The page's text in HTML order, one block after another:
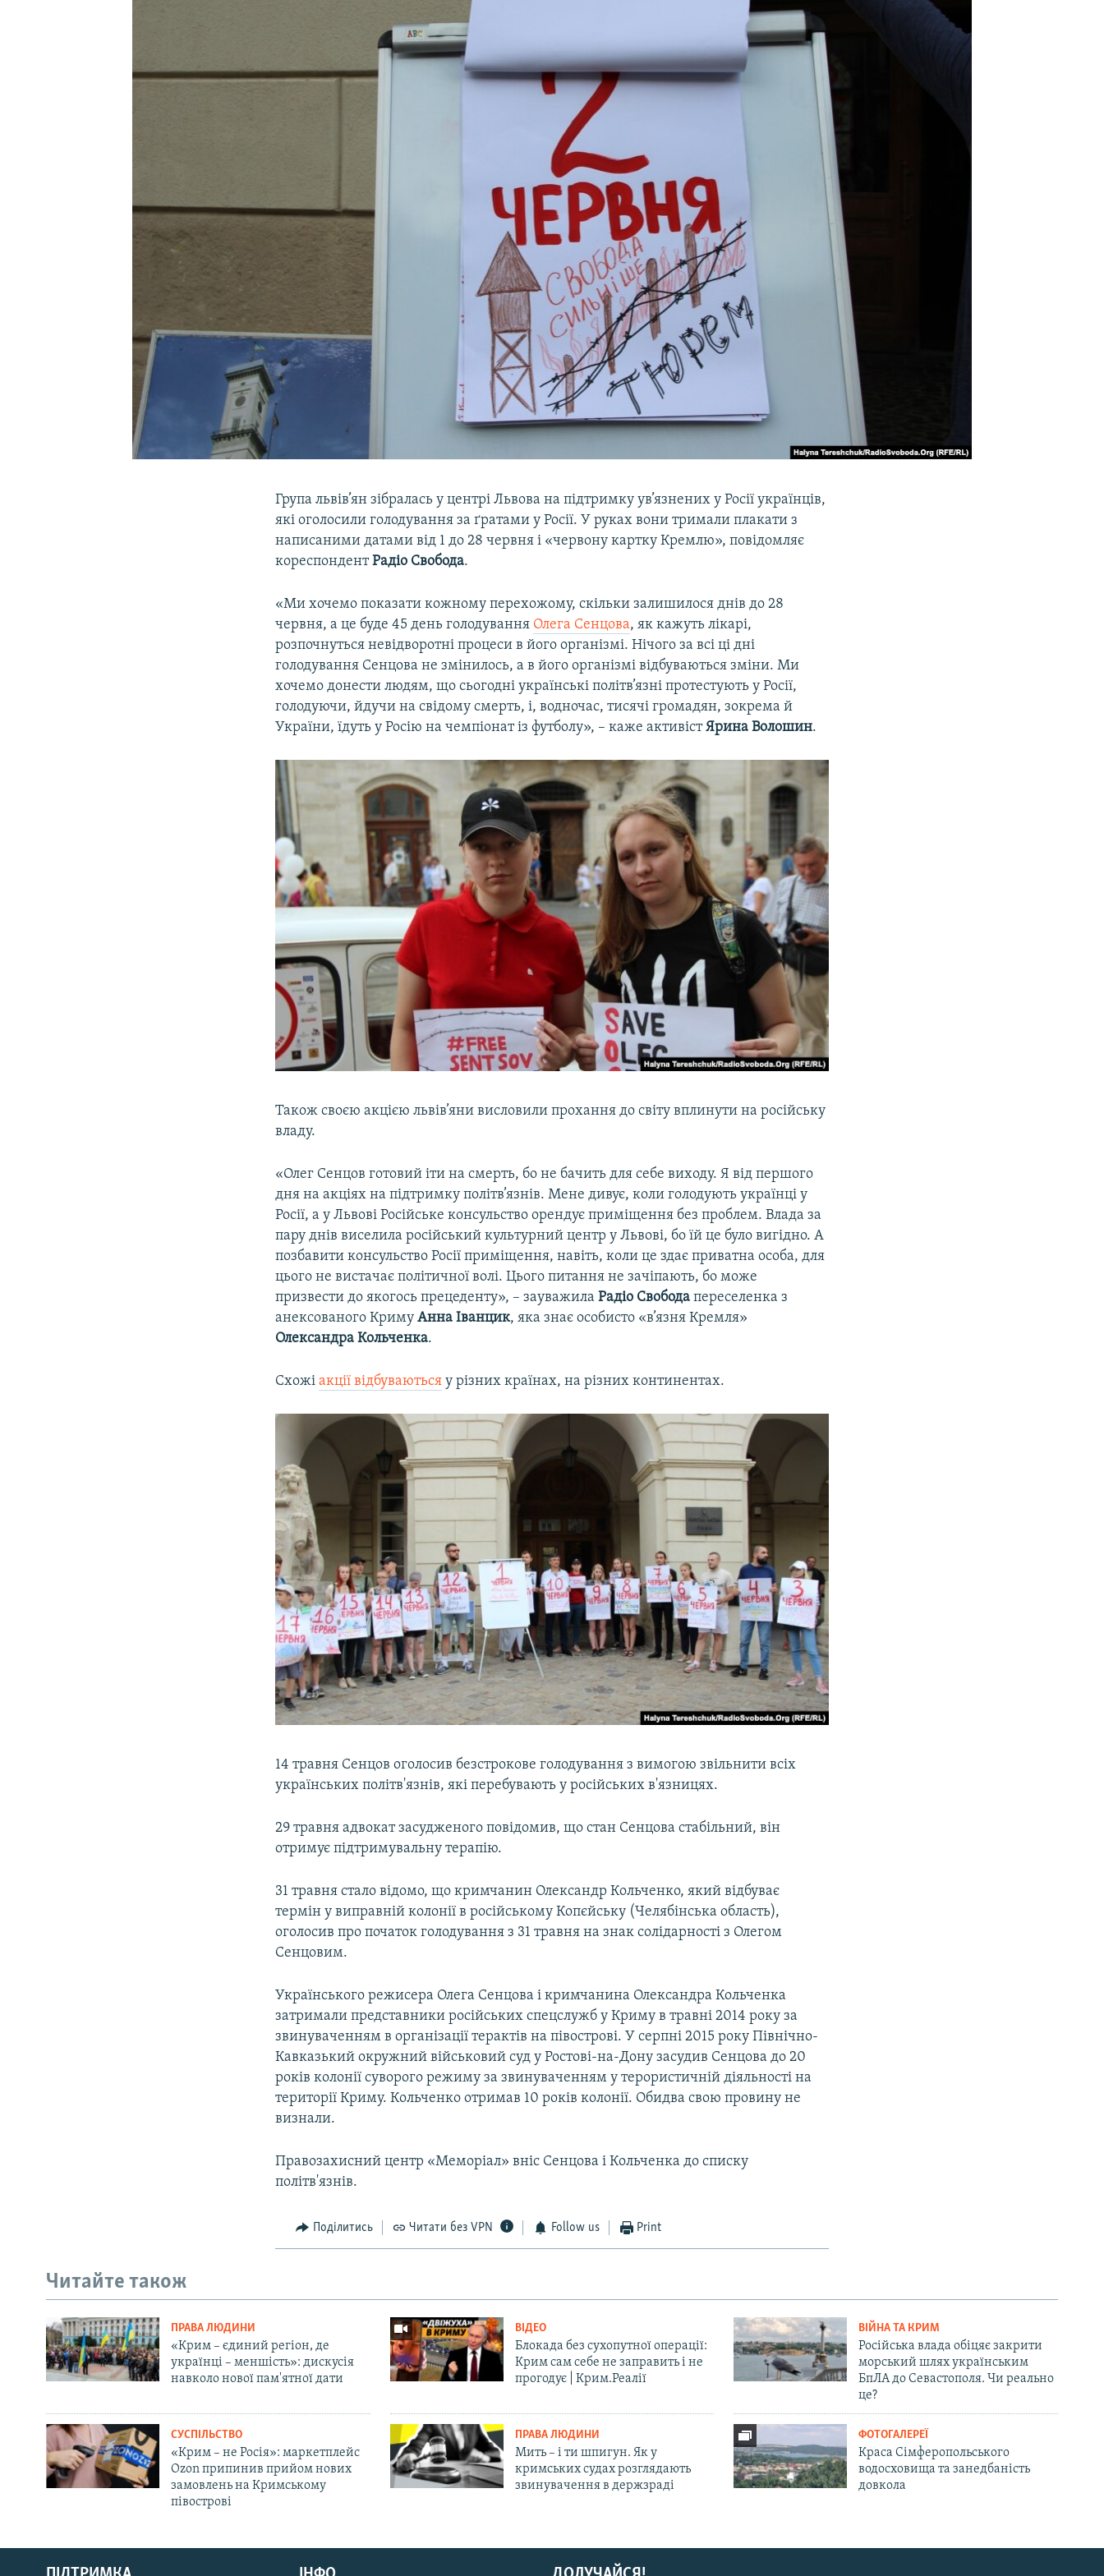
Русский
Група львів’ян зібралась у центрі Львова на підтримку ув’язнених у Росії українців,
які оголосили голодування за ґратами у Росії. У руках вони тримали плакати з
написаними датами від 1 до 28 червня і «червону картку Кремлю», повідомляє
кореспондентРадіо Свобода.
«Ми хочемо показати кожному перехожому, скільки залишилося днів до 28
червня, а це буде 45 день голодування Олега Сенцова, як кажуть лікарі,
розпочнуться невідворотні процеси в його організмі. Нічого за всі ці дні
голодування Сенцова не змінилось, а в його організмі відбуваються зміни. Ми
хочемо донести людям, що сьогодні українські політв’язні протестують у Росії,
голодуючи, йдучи на свідому смерть, і, водночас, тисячі громадян, зокрема й
України, їдуть у Росію на чемпіонат із футболу», – каже активістЯрина Волошин.
Також своєю акцією львів’яни висловили прохання до світу вплинути на російську
владу.
«Олег Сенцов готовий іти на смерть, бо не бачить для себе виходу. Я від першого
дня на акціях на підтримку політв’язнів. Мене дивує, коли голодують українці у
Росії, а у Львові Російське консульство орендує приміщення без проблем. Влада за
пару днів виселила російський культурний центр у Львові, бо їй це було вигідно. А
позбавити консульство Росії приміщення, навіть, коли це здає приватна особа, для
цього не вистачає політичної волі. Цього питання не зачіпають, бо може
призвести до якогось прецеденту», – зауважилаРадіо Свобода переселенка з
анексованого КримуАнна Іванцик, яка знає особисто «в’язня Кремля»
Олександра Кольченка.
Схожіакції відбуваються у різних країнах, на різних континентах.
14 травня Сенцов оголосив безстрокове голодування з вимогою звільнити всіх
українських політв'язнів, які перебувають у російських в'язницях.
29 травня адвокат засудженого повідомив, що стан Сенцова стабільний, він
отримує підтримувальну терапію.
31 травня стало відомо, що кримчанин Олександр Кольченко, який відбуває
термін у виправній колонії в російському Копєйську (Челябінська область),
оголосив про початок голодування з 31 травня на знак солідарності з Олегом
Сенцовим.
Українського режисера Олега Сенцова і кримчанина Олександра Кольченка
затримали представники російських спецслужб у Криму в травні 2014 року за
звинуваченням в організації терактів на півострові. У серпні 2015 року Північно-
Кавказький окружний військовий суд у Ростові-на-Дону засудив Сенцова до 20
років колонії суворого режиму за звинуваченням у терористичній діяльності на
території Криму. Кольченко отримав 10 років колонії. Обидва свою провину не
визнали.
Правозахисний центр «Меморіал» вніс Сенцова і Кольченка до списку
політв'язнів.
Поділитись Читати без VPN Follow us Print
Читайте також
ПРАВА ЛЮДИНИ
«Крим – єдиний регіон, де
українці – меншість»: дискусія
навколо нової пам'ятної дати
ВІДЕО
Блокада без сухопутної операції:
Крим сам себе не заправить і не
прогодує | Крим.Реалії
ВІЙНА ТА КРИМ
Російська влада обіцяє закрити
морський шлях українським
БпЛА до Севастополя. Чи реально
це?
СУСПІЛЬСТВО
«Крим – не Росія»: маркетплейс
Ozon припинив прийом нових
замовлень на Кримському
півострові
ПРАВА ЛЮДИНИ
Мить – і ти шпигун. Як у
кримських судах розглядають
звинувачення в держзраді
ФОТОГАЛЕРЕЇ
Краса Сімферопольського
водосховища та занедбаність
довкола